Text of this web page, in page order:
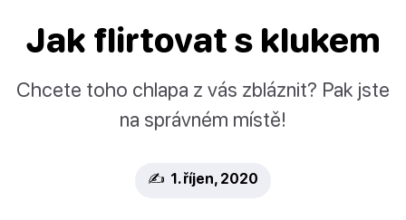
Jak flirtovat s klukem
Chcete toho chlapa z vás zbláznit? Pak jste
na správném místě!
✍️ 1. říjen, 2020